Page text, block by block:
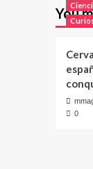
You
0